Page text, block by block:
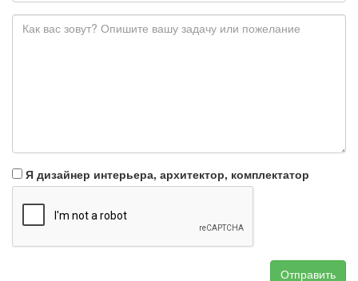
Я дизайнер интерьера, архитектор, комплектатор
Отправить